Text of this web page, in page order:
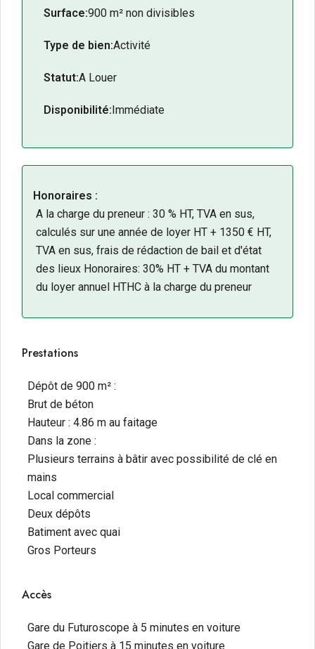
particulièrement pertinent pour toute entreprise
emplacement à fort potentiel de visibilité et
environnement économique majeur de la région.
900 m² de surface d’entrepôt : capacité adaptée
au développement ou à l’expansion d’activité.
Quai de chargement : optimisation des flux de
réception et d’expédition.
Accès direct aux grands axes routiers : logistique
Exposition optimale aux flux de consommateurs
N’hésitez pas à contacter notre équipe pour tout
une visite.
Surface:900 m² non divisibles
Type de bien:Activité
Statut:A Louer
Disponibilité:Immédiate
Honoraires :
A la charge du preneur : 30 % HT, TVA en sus,
calculés sur une année de loyer HT + 1350 € HT,
TVA en sus, frais de rédaction de bail et d'état
des lieux Honoraires: 30% HT + TVA du montant
du loyer annuel HTHC à la charge du preneur
Prestations
Dépôt de 900 m² :
Brut de béton
Hauteur : 4.86 m au faitage
Dans la zone :
Plusieurs terrains à bâtir avec possibilité de clé en
mains
Local commercial
Deux dépôts
Batiment avec quai
Gros Porteurs
Accès
Gare du Futuroscope à 5 minutes en voiture
Gare de Poitiers à 15 minutes en voiture